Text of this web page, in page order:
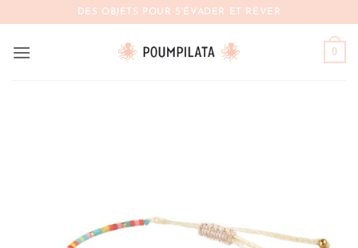
contenu
DES OBJETS POUR S'ÉVADER ET RÊVER
0